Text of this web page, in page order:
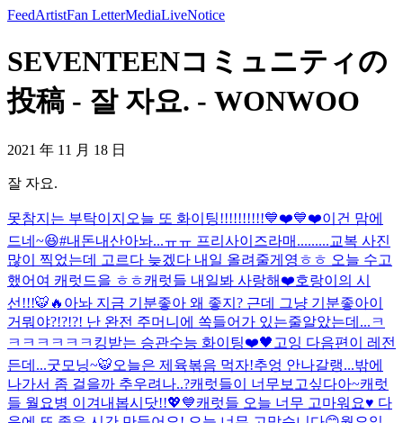
FeedArtistFan LetterMediaLiveNotice
SEVENTEENコミュニティの
投稿 - 잘 자요. - WONWOO
2021 年 11 月 18 日
잘 자요.
못참지는 부탁이지 오늘 또 화이팅!!!!!!!!!!💙❤️💙❤️이건 맘에
드네~😆#내돈내산아놔...ㅠㅠ 프리사이즈라매.........교복 사진
많이 찍었는데 고르다 늦겠다 내일 올려줄게영ㅎㅎ 오늘 수고
했어여 캐럿드을 ㅎㅎ캐럿들 내일봐 사랑해❤️호랑이의 시
선!!!🐯🔥 아놔 지금 기분좋아 왜 좋지? 근데 그냥 기분좋아이
거뭐야?!?!?! 난 완전 주머니에 쏙들어가 있는줄알았는데...ㅋ
ㅋㅋㅋㅋㅋㅋ 킹받는 승관수능 화이팅❤️🖤 고잉 다음편이 레전
든데...굿모닝~🐯오늘은 제육볶음 먹자!추엉 안나갈랭...밖에
나가서 좀 걸을까 추우려나..?캐럿들이 너무보고싶다아~캐럿
들 월요병 이겨내봅시닷!!💖💙캐럿들 오늘 너무 고마워요♥️ 다